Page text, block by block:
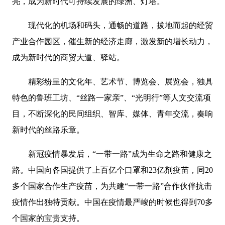
现代化的机场和码头，通畅的道路，拔地而起的经贸
产业合作园区，催生新的经济走廊，激发新的增长动力，
成为新时代的商贸大道、驿站。
精彩纷呈的文化年、艺术节、博览会、展览会，独具
特色的鲁班工坊、“丝路一家亲”、“光明行”等人文交流项
目，不断深化的民间组织、智库、媒体、青年交流，奏响
新时代的丝路乐章。
新冠疫情暴发后，“一带一路”成为生命之路和健康之
路。中国向各国提供了上百亿个口罩和23亿剂疫苗，同20
多个国家合作生产疫苗，为共建“一带一路”合作伙伴抗击
疫情作出独特贡献。中国在疫情最严峻的时候也得到70多
个国家的宝贵支持。